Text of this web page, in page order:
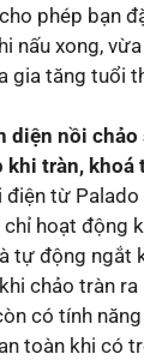
phép bạn
nấu xong,
gia tăng tuổi
diện nồi chảo
tràn, khoá
từ Palado
chỉ hoạt động
tự động ngắt
chảo tràn ra
có tính
toàn khi có